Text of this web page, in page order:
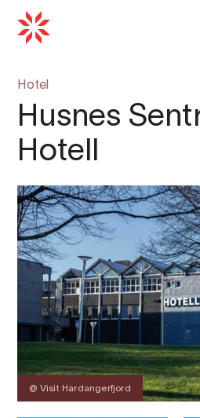
Hotel
Husnes
Hotell
@ Visit Hardangerfjord